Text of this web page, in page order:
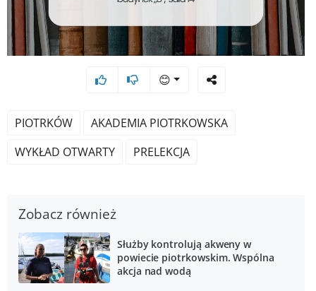
😊
PIOTRKÓW
AKADEMIA PIOTRKOWSKA
WYKŁAD OTWARTY
PRELEKCJA
Zobacz również
Służby kontrolują akweny w
powiecie piotrkowskim. Wspólna
akcja nad wodą